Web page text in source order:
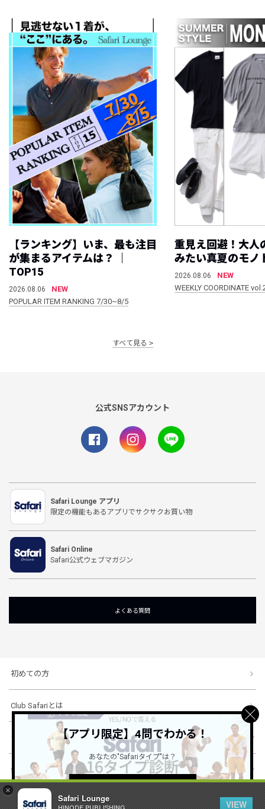
×
Safari Lounge
VIEW
【ランキング】いま、最も注目
が集まるアイテムは？ ｜
TOP15
2026.08.06
NEW
POPULAR ITEM RANKING 7/30~8/5
重見え回避！大人
みたい真夏のモノ
2026.08.06
NEW
WEEKLY COORDINATE
すべて見る
公式SNSアカウント
Safari Lounge アプリ
限定の機能もあるアプリでサクサクお買い物
Safari Online
Safari公式ウェブマガジン
よくある質問
初めての方
Club Safariとは
ショッピングガイド
会社概要・規約
【アプリ限定】4問でわかる！
あなたの"Safariタイプ"は？
詳しくはこちら ＞